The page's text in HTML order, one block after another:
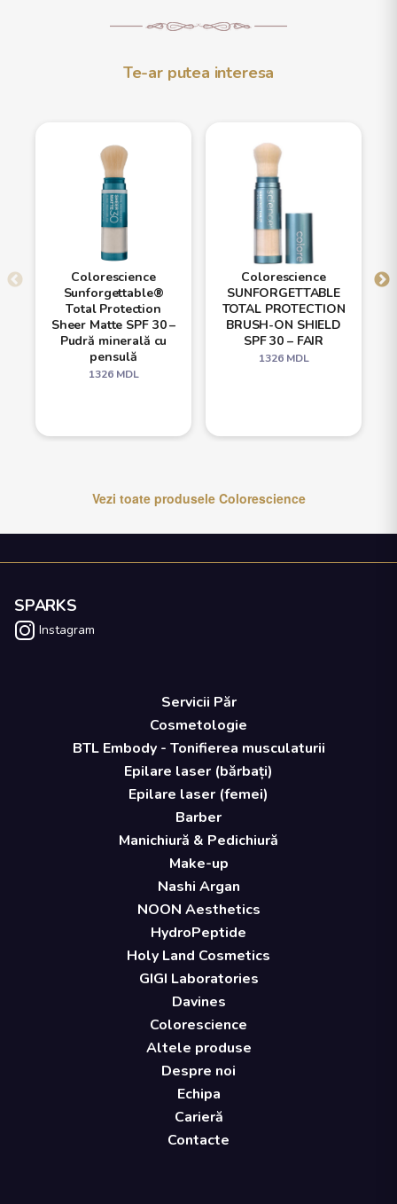
Te-ar putea interesa
Colorescience
Sunforgettable®
Total Protection
Sheer Matte SPF 30 –
Pudră minerală cu
pensulă
1326MDL
Colorescience
SUNFORGETTABLE
TOTAL PROTECTION
BRUSH-ON SHIELD
SPF 30 – FAIR
1326MDL
Vezi toate produsele Colorescience
SPARKS
Instagram
Servicii Păr
Cosmetologie
BTL Embody - Tonifierea musculaturii
Epilare laser (bărbați)
Epilare laser (femei)
Barber
Manichiură & Pedichiură
Make-up
Nashi Argan
NOON Aesthetics
HydroPeptide
Holy Land Cosmetics
GIGI Laboratories
Davines
Colorescience
Altele produse
Despre noi
Echipa
Carieră
Contacte